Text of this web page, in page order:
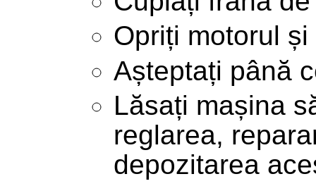
Opriți motorul
Așteptați până
Lăsați mașina
reglarea,
depozitarea